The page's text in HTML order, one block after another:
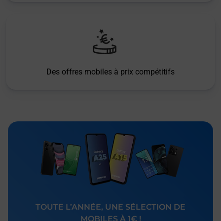
Des offres mobiles à prix compétitifs
TOUTE L’ANNÉE, UNE SÉLECTION DE
MOBILES À 1€ !